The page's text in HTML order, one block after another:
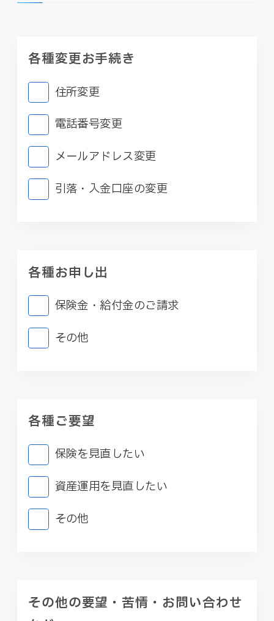
各種変更お手続き
住所変更
電話番号変更
メールアドレス変更
引落・入金口座の変更
各種お申し出
保険金・給付金のご請求
その他
各種ご要望
保険を見直したい
資産運用を見直したい
その他
その他の要望・苦情・お問い合わせ